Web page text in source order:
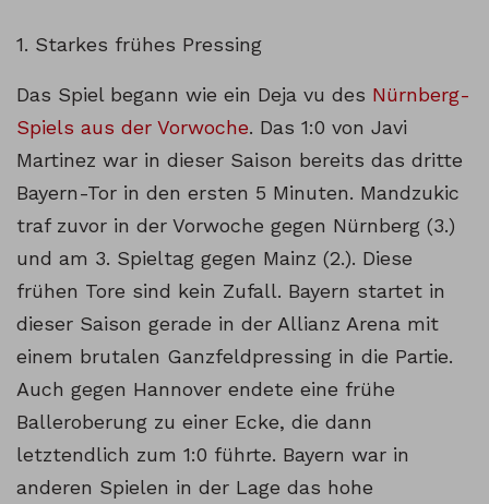
1. Starkes frühes Pressing
Das Spiel begann wie ein Deja vu des Nürnberg-
Spiels aus der Vorwoche. Das 1:0 von Javi
Martinez war in dieser Saison bereits das dritte
Bayern-Tor in den ersten 5 Minuten. Mandzukic
traf zuvor in der Vorwoche gegen Nürnberg (3.)
und am 3. Spieltag gegen Mainz (2.). Diese
frühen Tore sind kein Zufall. Bayern startet in
dieser Saison gerade in der Allianz Arena mit
einem brutalen Ganzfeldpressing in die Partie.
Auch gegen Hannover endete eine frühe
Balleroberung zu einer Ecke, die dann
letztendlich zum 1:0 führte. Bayern war in
anderen Spielen in der Lage das hohe